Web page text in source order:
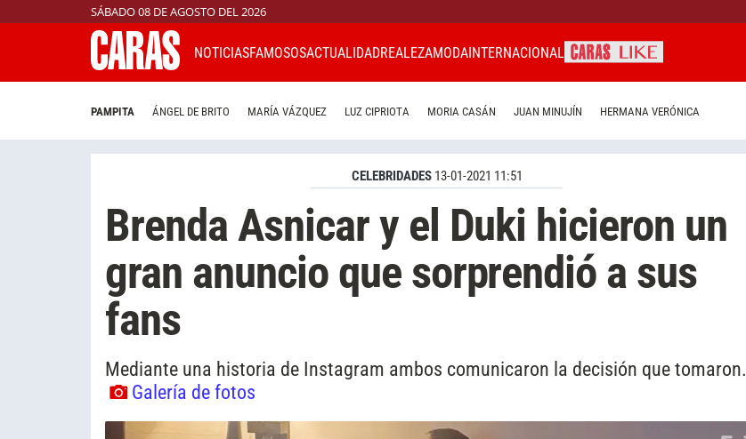
SÁBADO 08 DE AGOSTO DEL 2026
NOTICIASFAMOSOSACTUALIDADREALEZAMODAINTERNACIONAL
PAMPITA ÁNGEL DE BRITO MARÍA VÁZQUEZ LUZ CIPRIOTA MORIA CASÁN JUAN MINUJÍN HERMANA VERÓNICA
CELEBRIDADES 13-01-2021 11:51
Brenda Asnicar y el Duki hicieron un
gran anuncio que sorprendió a sus
fans
Mediante una historia de Instagram ambos comunicaron la decisión que tomaron.
Galería de fotos